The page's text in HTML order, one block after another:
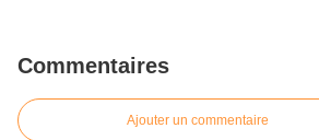
Commentaires
Ajouter un commentaire